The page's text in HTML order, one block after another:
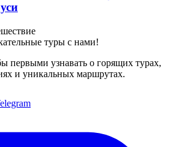
туры с нами!
первыми узнавать о горящих турах,
и уникальных маршрутах.